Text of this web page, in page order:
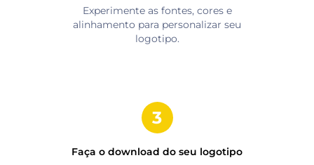
Experimente as fontes, cores e
alinhamento para personalizar seu
logotipo.
Faça o download do seu logotipo